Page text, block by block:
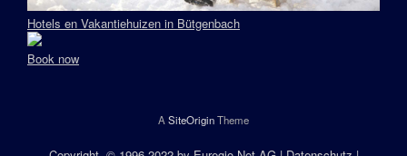
Hotels en Vakantiehuizen in Bütgenbach
Book now
A SiteOriginTheme